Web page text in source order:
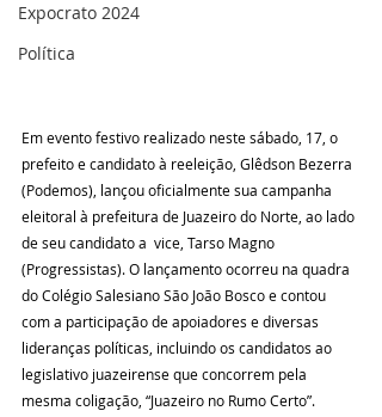
Expocrato 2024
Política
Em evento festivo realizado neste sábado, 17, o
prefeito e candidato à reeleição, Glêdson Bezerra
(Podemos), lançou oficialmente sua campanha
eleitoral à prefeitura de Juazeiro do Norte, ao lado
de seu candidato a  vice, Tarso Magno
(Progressistas). O lançamento ocorreu na quadra
do Colégio Salesiano São João Bosco e contou
com a participação de apoiadores e diversas
lideranças políticas, incluindo os candidatos ao
legislativo juazeirense que concorrem pela
mesma coligação, “Juazeiro no Rumo Certo”.